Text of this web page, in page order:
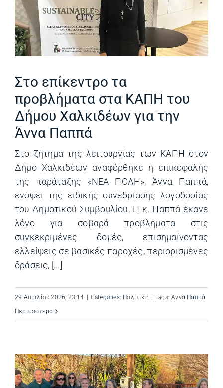
Στο επίκεντρο τα
προβλήματα στα ΚΑΠΗ του
Δήμου Χαλκιδέων για την
Άννα Παππά
Στο ζήτημα της λειτουργίας των ΚΑΠΗ στον
Δήμο Χαλκιδέων αναφέρθηκε η επικεφαλής
της παράταξης «ΝΕΑ ΠΟΛΗ», Άννα Παππά,
ενόψει της ειδικής συνεδρίασης λογοδοσίας
του Δημοτικού Συμβουλίου. Η κ. Παππά έκανε
λόγο για σοβαρά προβλήματα στις
συγκεκριμένες δομές, επισημαίνοντας
ελλείψεις σε βασικές παροχές, περιορισμένες
δράσεις, [...]
29 Απριλίου 2026, 23:14 | Categories: Πολιτική | Tags:Άννα Παππά
Περισσότερα